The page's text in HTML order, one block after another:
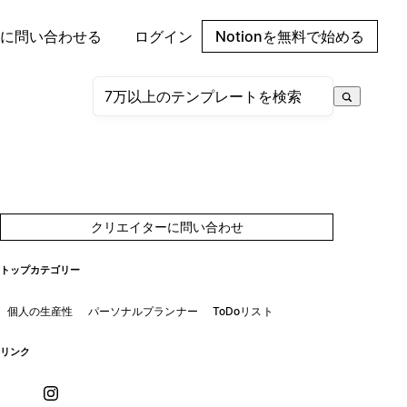
問い合わせる ログイン Notionを無料で始める
クリエイターに問い合わせ
トップカテゴリー
個人の生産性 パーソナルプランナー ToDoリスト
リンク